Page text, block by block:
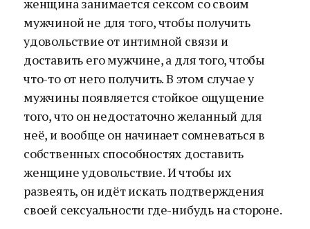
женщина занимается сексом со своим
мужчиной не для того, чтобы получить
удовольствие от интимной связи и
доставить его мужчине, а для того, чтобы
что-то от него получить. В этом случае у
мужчины появляется стойкое ощущение
того, что он недостаточно желанный для
неё, и вообще он начинает сомневаться в
собственных способностях доставить
женщине удовольствие. И чтобы их
развеять, он идёт искать подтверждения
своей сексуальности где-нибудь на стороне.